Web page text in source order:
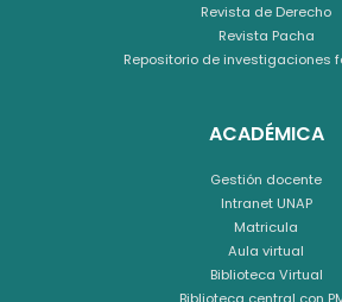
Revista de Derecho
Revista Pacha
Repositorio de investigaciones
ACADÉMICA
Gestión docente
Intranet UNAP
Matricula
Aula virtual
Biblioteca Virtual
Biblioteca central con